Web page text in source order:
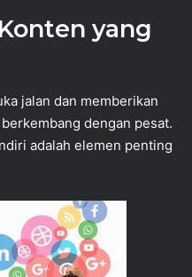
yang
jalan dan memberikan
dengan pesat.
adalah elemen penting